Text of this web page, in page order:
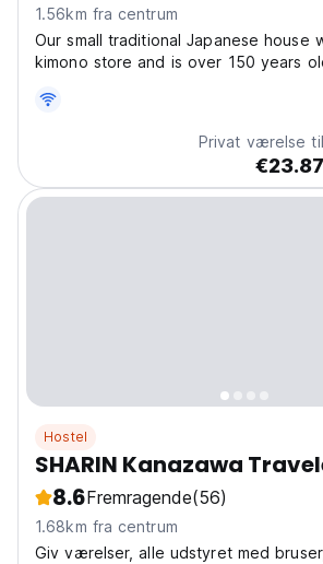
1.56km fra centrum
Our small traditional Japanese house
kimono store and is over 150 years
those who are willing to enjoy the
staying in an ordinary old Japanese
Privat værelse til
€23.87
Hostel
SHARIN Kanazawa
8.6Fremragende(56)
1.68km fra centrum
Giv værelser, alle udstyret med